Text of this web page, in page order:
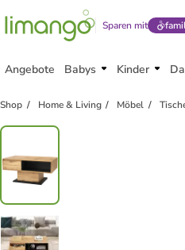
Sparen mit
Angebote Babys Kinder
Shop Home & Living Möbel